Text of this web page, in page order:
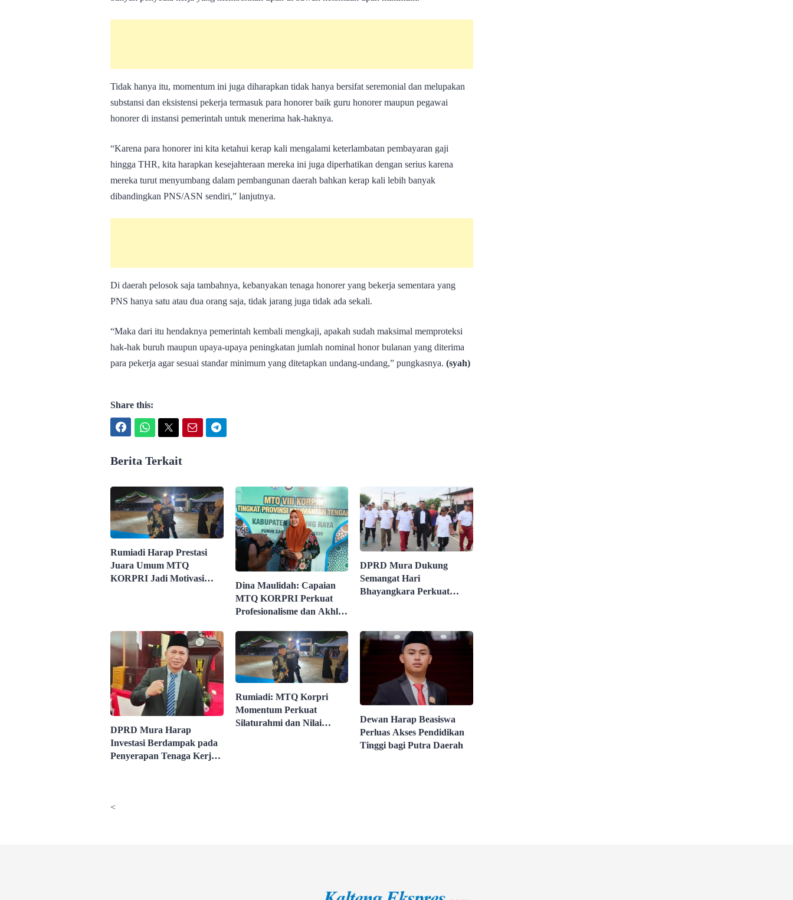
Tidak hanya itu, momentum ini juga diharapkan tidak hanya bersifat seremonial dan melupakan
substansi dan eksistensi pekerja termasuk para honorer baik guru honorer maupun pegawai
honorer di instansi pemerintah untuk menerima hak-haknya.
“Karena para honorer ini kita ketahui kerap kali mengalami keterlambatan pembayaran gaji
hingga THR, kita harapkan kesejahteraan mereka ini juga diperhatikan dengan serius karena
mereka turut menyumbang dalam pembangunan daerah bahkan kerap kali lebih banyak
dibandingkan PNS/ASN sendiri,” lanjutnya.
Di daerah pelosok saja tambahnya, kebanyakan tenaga honorer yang bekerja sementara yang
PNS hanya satu atau dua orang saja, tidak jarang juga tidak ada sekali.
“Maka dari itu hendaknya pemerintah kembali mengkaji, apakah sudah maksimal memproteksi
hak-hak buruh maupun upaya-upaya peningkatan jumlah nominal honor bulanan yang diterima
para pekerja agar sesuai standar minimum yang ditetapkan undang-undang,” pungkasnya. (syah)
Share this:
Berita Terkait
Rumiadi Harap Prestasi
Juara Umum MTQ
KORPRI Jadi Motivasi
Dina Maulidah: Capaian
MTQ KORPRI Perkuat
Profesionalisme dan Akhlak
DPRD Mura Dukung
Semangat Hari
Bhayangkara Perkuat
DPRD Mura Harap
Investasi Berdampak pada
Penyerapan Tenaga Kerja
Rumiadi: MTQ Korpri
Momentum Perkuat
Silaturahmi dan Nilai
Dewan Harap Beasiswa
Perluas Akses Pendidikan
Tinggi bagi Putra Daerah
<